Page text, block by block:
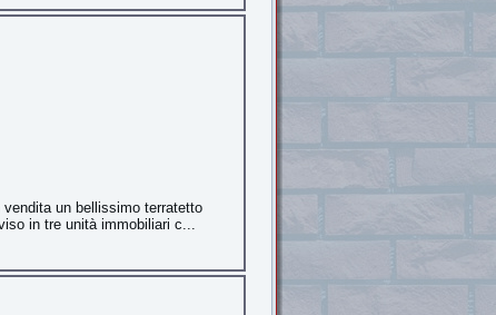
un bellissimo terratetto
in tre unità immobiliari c...